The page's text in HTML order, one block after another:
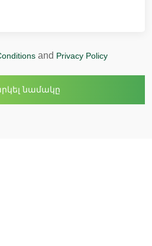
and Privacy Policy
նամակը